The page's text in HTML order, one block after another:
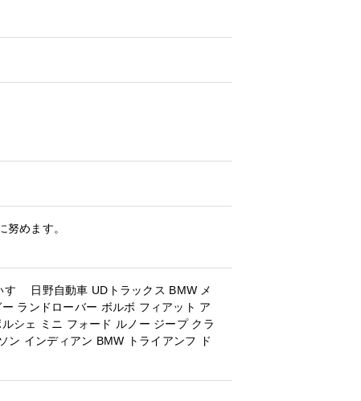
めます。
すゞ 日野自動車 UDトラックス BMW メ
ランドローバー ボルボ フィアット ア
シェ ミニ フォード ルノー ジープ クラ
ン インディアン BMW トライアンフ
ド